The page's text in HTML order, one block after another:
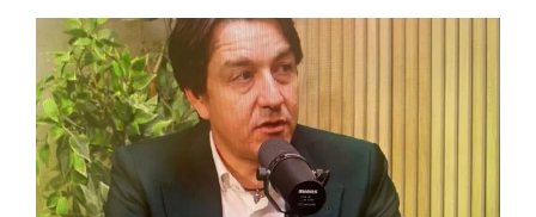
boletín
Reci­be toda la actua­li­dad en cul­tu­ra y
ocio, de la ciu­dad de Valen­cia